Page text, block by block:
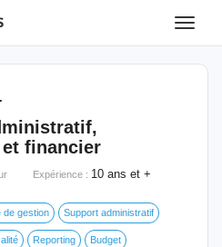
Toggle
financier
Expérience : 10 ans et +
de gestion Support administratif
Reporting Budget